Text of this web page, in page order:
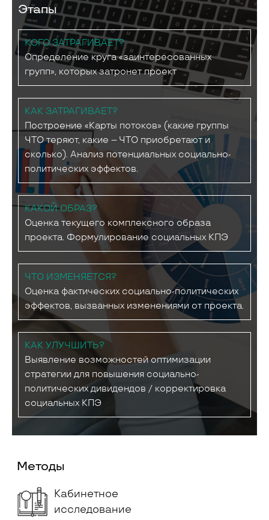
Этапы
КОГО ЗАТРАГИВАЕТ?
Определение круга «заинтересованных
групп», которых затронет проект
КАК ЗАТРАГИВАЕТ?
Построение «Карты потоков» (какие группы
ЧТО теряют, какие – ЧТО приобретают и
сколько). Анализ потенциальных социально-
политических эффектов.
КАКОЙ ОБРАЗ?
Оценка текущего комплексного образа
проекта. Формулирование социальных КПЭ
ЧТО ИЗМЕНЯЕТСЯ?
Оценка фактических социально-политических
эффектов, вызванных изменениями от проекта.
КАК УЛУЧШИТЬ?
Выявление возможностей оптимизации
стратегии для повышения социально-
политических дивидендов / корректировка
социальных КПЭ
Методы
Кабинетное
исследование